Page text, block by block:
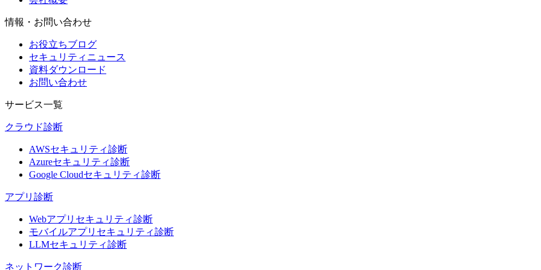
情報・お問い合わせ
お役立ちブログ
セキュリティニュース
資料ダウンロード
お問い合わせ
サービス一覧
クラウド診断
AWSセキュリティ診断
Azureセキュリティ診断
Google Cloudセキュリティ診断
アプリ診断
Webアプリセキュリティ診断
モバイルアプリセキュリティ診断
LLMセキュリティ診断
ネットワーク診断